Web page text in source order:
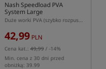
Nash Speedload PVA
System Large
Duże worki PVA (szybko rozpuszczalne) z systemem ładowania
42,99 PLN
Cena kat.: 49,99 / -14%
Min. cena z 30 dni przed
obniżką: 39.99